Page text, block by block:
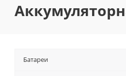
Батареи